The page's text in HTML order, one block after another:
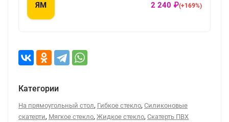
ЯМ 2 240 ₽(+169%)
Категории
На прямоугольный стол, Гибкое стекло, Силиконовые
скатерти, Мягкое стекло, Жидкое стекло, Скатерть ПВХ